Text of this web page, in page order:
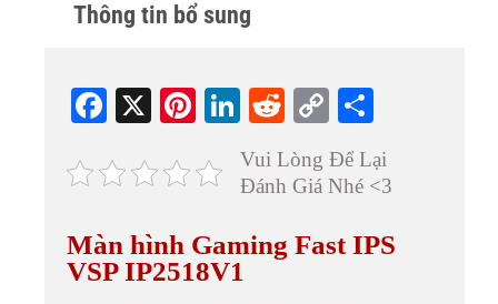
Thông tin bổ sung
Fa
bo
X
Pi
er
t
Li
ed
R
di
C
op
y
nk
re
Vui Lòng Để Lại
Đánh Giá Nhé <3
Màn hình Gaming Fast IPS
VSP IP2518V1